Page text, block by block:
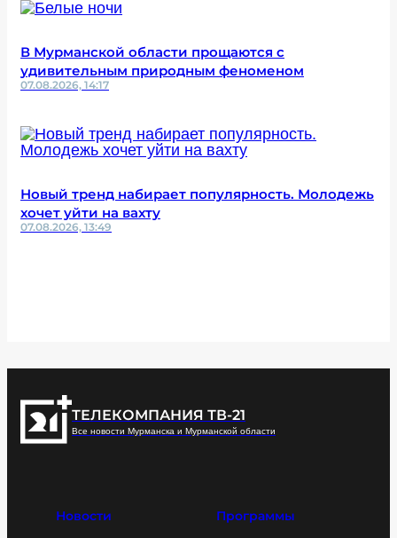
В Мурманской области прощаются с
удивительным природным феноменом
07.08.2026, 14:17
Новый тренд набирает популярность. Молодежь
хочет уйти на вахту
07.08.2026, 13:49
ТЕЛЕКОМПАНИЯ ТВ-21
Все новости Мурманска и Мурманской области
Новости Программы